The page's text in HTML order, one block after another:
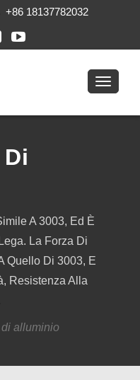
+86 18137782032
A 3003, Ed È
La Forza Di
Quello Di 3003, E
Resistenza Alla
alluminio